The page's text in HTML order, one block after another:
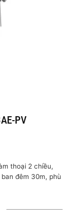
PV
thoại 2 chiều,
đêm 30m, phù